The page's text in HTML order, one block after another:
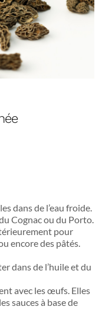
dans de l’eau froide.
Cognac ou du Porto.
pour
encore des pâtés.
dans de l’huile et du
avec les œufs. Elles
sauces à base de